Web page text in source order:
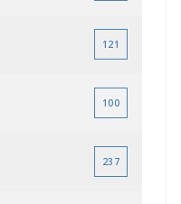
121
100
237